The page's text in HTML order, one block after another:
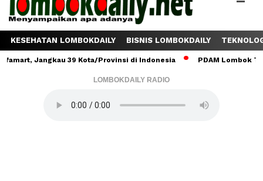
KESEHATAN LOMBOKDAILY BISNIS LOMBOKDAILY
Jangkau 39 Kota/Provinsi di Indonesia PDAM Lombok Tengah
LOMBOKDAILY RADIO